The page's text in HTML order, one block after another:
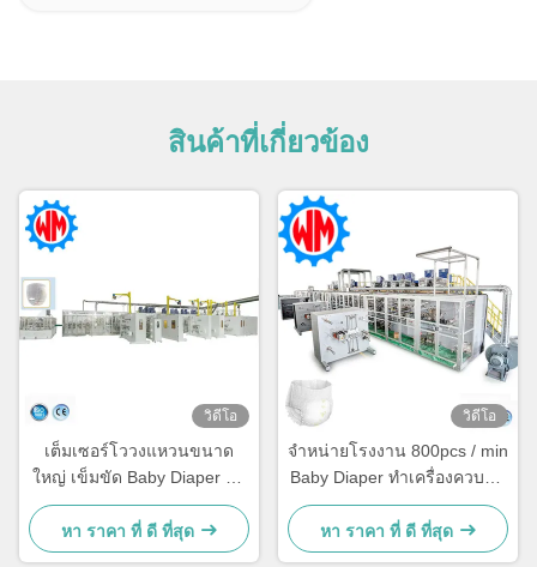
สินค้าที่เกี่ยวข้อง
วิดีโอ
เต็มเซอร์โววงแหวนขนาด
ใหญ่ เข็มขัด Baby Diaper ทํา
เครื่องจักร การทํางานง่าย ปรับ
แต่ง
หา ราคา ที่ ดี ที่สุด
วิดีโอ
จําหน่ายโรงงาน 800pcs / min
Baby Diaper ทําเครื่องควบคุม
PLC การบํารุงรักษาง่าย
หา ราคา ที่ ดี ที่สุด